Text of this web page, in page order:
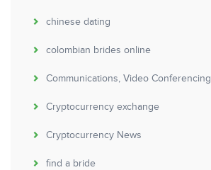
chinese dating
colombian brides online
Communications, Video Conferencing
Cryptocurrency exchange
Cryptocurrency News
find a bride